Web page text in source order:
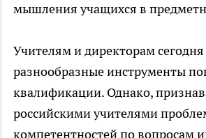
мышления учащихся в
Учителям и директорам
разнообразные инструменты
квалификации. Однако,
российскими учителями
компетентностей по вопросам